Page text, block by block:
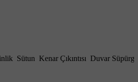
Sütun Kenar Çıkıntısı Duvar